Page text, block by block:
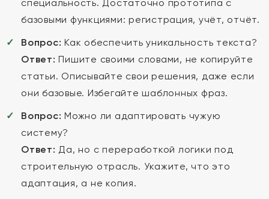
специальность. Достаточно прототипа с
базовыми функциями: регистрация, учёт, отчёт.
Вопрос: Как обеспечить уникальность текста?
Ответ: Пишите своими словами, не копируйте
статьи. Описывайте свои решения, даже если
они базовые. Избегайте шаблонных фраз.
Вопрос: Можно ли адаптировать чужую
систему?
Ответ: Да, но с переработкой логики под
строительную отрасль. Укажите, что это
адаптация, а не копия.